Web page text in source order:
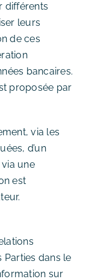
différents
leurs
de ces
bancaires.
proposée par
via les
d’un
une
est
dans le
sur